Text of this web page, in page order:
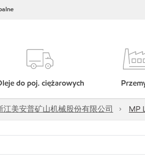
do poj. ciężarowych
美安普矿山机械股份有限公司 MP